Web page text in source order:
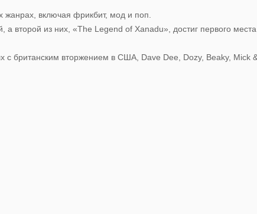
жанрах, включая фрикбит, мод и поп.
второй из них, «The Legend of Xanadu», достиг первого
с британским вторжением в США, Dave Dee, Dozy, Beaky, Mick